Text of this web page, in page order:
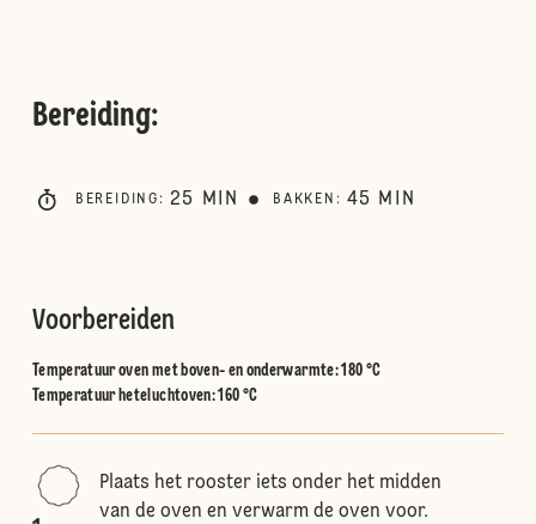
Bereiding:
BEREIDING : 25 MIN BAKKEN : 45 MIN
Voorbereiden
Temperatuur oven met boven- en onderwarmte:180 °C
Temperatuur heteluchtoven:160 °C
Plaats het rooster iets onder het midden
van de oven en verwarm de oven voor.